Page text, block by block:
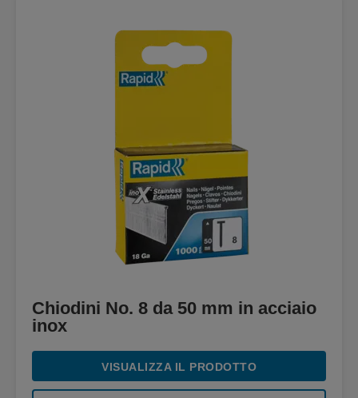
Chiodini No. 8 da 50 mm in acciaio
inox
VISUALIZZA IL PRODOTTO